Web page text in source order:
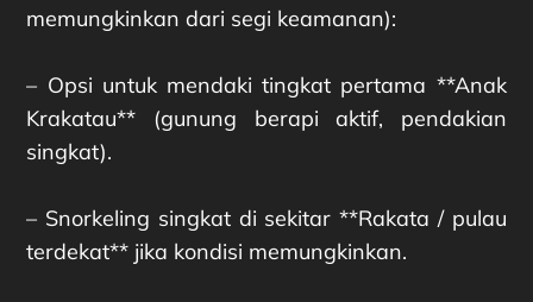
memungkinkan dari segi keamanan):
– Opsi untuk mendaki tingkat pertama **Anak
Krakatau** (gunung berapi aktif, pendakian
singkat).
– Snorkeling singkat di sekitar **Rakata / pulau
terdekat** jika kondisi memungkinkan.